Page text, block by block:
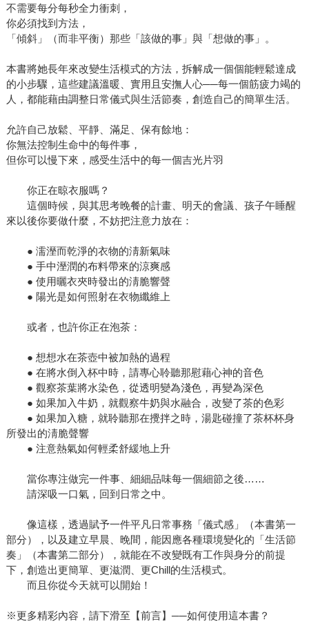
不需要每分每秒全力衝刺，
你必須找到方法，
「傾斜」（而非平衡）那些「該做的事」與「想做的事」。
本書將她長年來改變生活模式的方法，拆解成一個個能輕鬆達成
的小步驟，這些建議溫暖、實用且安撫人心──每一個筋疲力竭的
人，都能藉由調整日常儀式與生活節奏，創造自己的簡單生活。
允許自己放鬆、平靜、滿足、保有餘地：
你無法控制生命中的每件事，
但你可以慢下來，感受生活中的每一個吉光片羽
你正在晾衣服嗎？
這個時候，與其思考晚餐的計畫、明天的會議、孩子午睡醒
來以後你要做什麼，不妨把注意力放在：
● 濡溼而乾淨的衣物的淸新氣味
● 手中溼潤的布料帶來的涼爽感
● 使用曬衣夾時發出的淸脆響聲
● 陽光是如何照射在衣物纖維上
或者，也許你正在泡茶：
● 想想水在茶壺中被加熱的過程
● 在將水倒入杯中時，請專心聆聽那慰藉心神的音色
● 觀察茶葉將水染色，從透明變為淺色，再變為深色
● 如果加入牛奶，就觀察牛奶與水融合，改變了茶的色彩
● 如果加入糖，就聆聽那在攪拌之時，湯匙碰撞了茶杯杯身
所發出的淸脆聲響
● 注意熱氣如何輕柔舒緩地上升
當你專注做完一件事、細細品味每一個細節之後……
請深吸一口氣，回到日常之中。
像這樣，透過賦予一件平凡日常事務「儀式感」（本書第一
部分），以及建立早晨、晚間，能因應各種環境變化的「生活節
奏」（本書第二部分），就能在不改變既有工作與身分的前提
下，創造出更簡單、更滋潤、更Chill的生活模式。
而且你從今天就可以開始！
※更多精彩內容，請下滑至【前言】──如何使用這本書？